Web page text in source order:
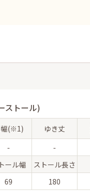
ストール)
(※1) ゆき丈
- -
ール幅
ストール長さ
69
180